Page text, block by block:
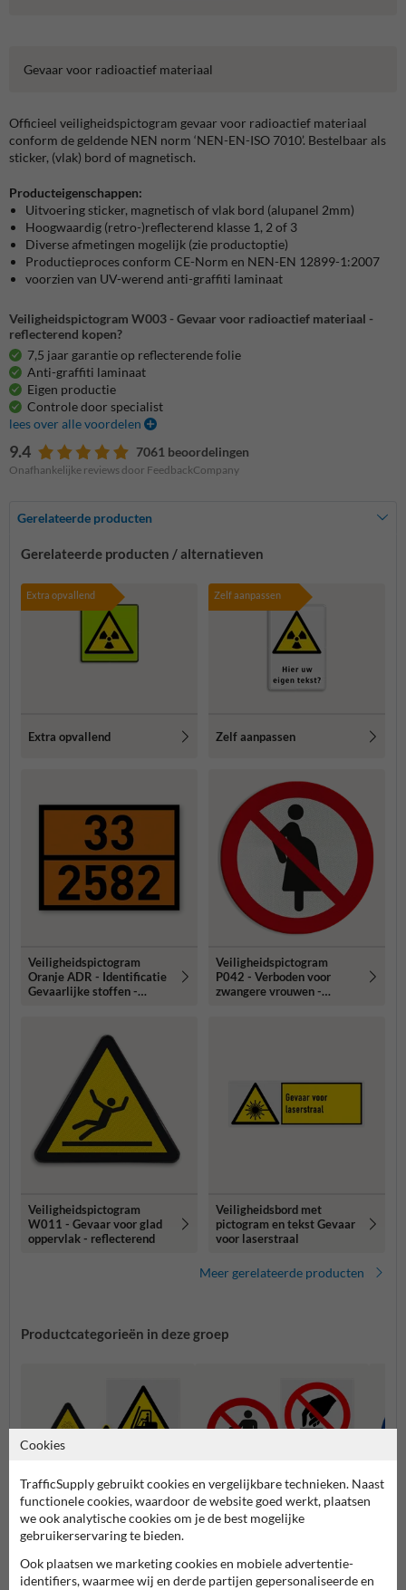
Gevaar voor radioactief materiaal
Officieel veiligheidspictogram gevaar voor radioactief materiaal
conform de geldende NEN norm ‘NEN-EN-ISO 7010’. Bestelbaar als
sticker, (vlak) bord of magnetisch.
Producteigenschappen:
Uitvoering sticker, magnetisch of vlak bord (alupanel 2mm)
Hoogwaardig (retro-)reflecterend klasse 1, 2 of 3
Diverse afmetingen mogelijk (zie productoptie)
Productieproces conform CE-Norm en NEN-EN 12899-1:2007
voorzien van UV-werend anti-graffiti laminaat
Veiligheidspictogram W003 - Gevaar voor radioactief materiaal -
reflecterend kopen?
7,5 jaar garantie op reflecterende folie
Anti-graffiti laminaat
Eigen productie
Controle door specialist
lees over alle voordelen
9.4 7061 beoordelingen
Onafhankelijke reviews door FeedbackCompany
Gerelateerde producten
Gerelateerde producten / alternatieven
Extra opvallend
Extra opvallend
Zelf aanpassen
Zelf aanpassen
Veiligheidspictogram
Oranje ADR - Identificatie
Gevaarlijke stoffen -
Veiligheidspictogram
P042 - Verboden voor
zwangere vrouwen -
Veiligheidspictogram
W011 - Gevaar voor glad
oppervlak - reflecterend
Veiligheidsbord met
pictogram en tekst Gevaar
voor laserstraal
Meer gerelateerde producten
Productcategorieën in deze groep
n
Verbodspictogrammen
Cookies
TrafficSupply gebruikt cookies en vergelijkbare technieken. Naast
functionele cookies, waardoor de website goed werkt, plaatsen
we ook analytische cookies om je de best mogelijke
gebruikerservaring te bieden.
Ook plaatsen we marketing cookies en mobiele advertentie-
identifiers, waarmee wij en derde partijen gepersonaliseerde en